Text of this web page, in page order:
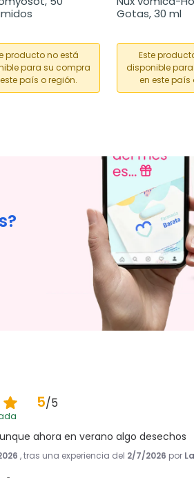
producto no está
para su compra
país o región.
Gotas, 30 ml
Este
disponible
en este país
5/5
ahora en verano algo desechos
, tras una experiencia del 2/7/2026 por